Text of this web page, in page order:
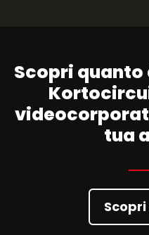
Scopri
video
tua